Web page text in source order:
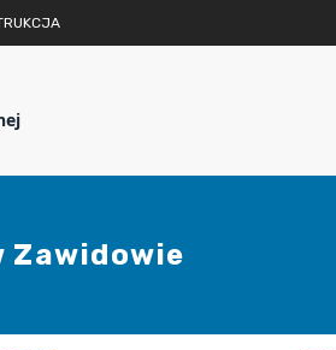
Zawidowie